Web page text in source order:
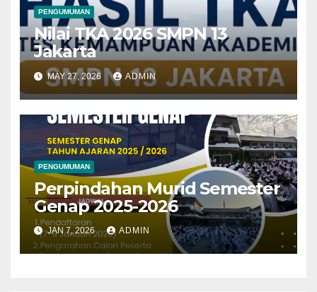
PENGUMUMAN
Nilai TKA 2026 SMPN 13
Jakarta
MAY 27, 2026 ADMIN
PENGUMUMAN
Perpindahan Murid Semester
Genap 2025-2026
JAN 7, 2026 ADMIN